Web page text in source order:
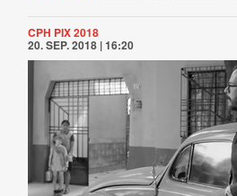
CPH PIX 2018
20. SEP. 2018 | 16:20